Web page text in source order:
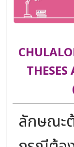
ลักษณะ